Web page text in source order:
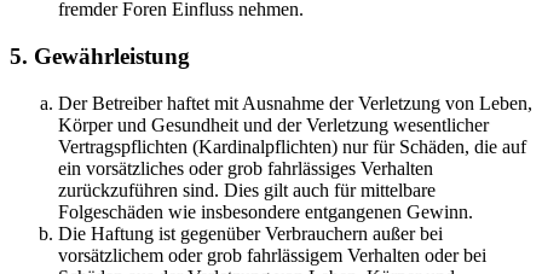
fremder Foren Einfluss nehmen.
5. Gewährleistung
Der Betreiber haftet mit Ausnahme der Verletzung von Leben,
Körper und Gesundheit und der Verletzung wesentlicher
Vertragspflichten (Kardinalpflichten) nur für Schäden, die auf
ein vorsätzliches oder grob fahrlässiges Verhalten
zurückzuführen sind. Dies gilt auch für mittelbare
Folgeschäden wie insbesondere entgangenen Gewinn.
Die Haftung ist gegenüber Verbrauchern außer bei
vorsätzlichem oder grob fahrlässigem Verhalten oder bei